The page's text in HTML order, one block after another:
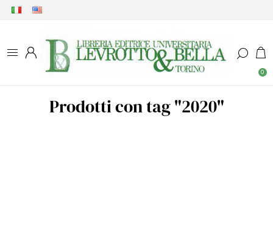
0
Prodotti con tag "2020"